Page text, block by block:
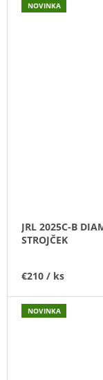
NOVINKA
JRL 2025C-B
STROJČEK
€210 / ks
NOVINKA